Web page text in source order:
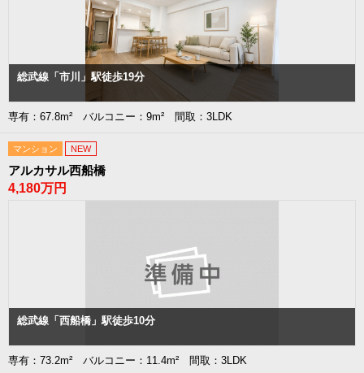
総武線「市川」駅徒歩19分
専有：67.8m² バルコニー：9m² 間取：3LDK
マンション NEW
アルカサル西船橋
4,180万円
総武線「西船橋」駅徒歩10分
専有：73.2m² バルコニー：11.4m² 間取：3LDK